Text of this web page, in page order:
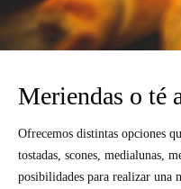
Meriendas o té
Ofrecemos distintas opciones
tostadas, scones, medialunas,
posibilidades para realizar una